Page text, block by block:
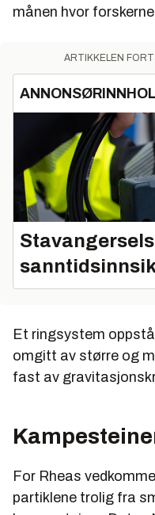
månen hvor forskerne
ARTIKKELEN
Et ringsystem
omgitt av større og
fast av
For Rheas
partiklene trolig fra